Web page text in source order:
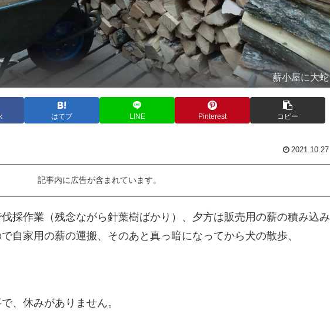
薪小屋に大蛇
はてブ LINE Pinterest コピー
2021.10.27
記事内に広告が含まれています。
採作業（残念ながら針葉樹ばかり）、夕方は販売用の薪の積み込み
自家用の薪の運搬、そのあと真っ暗になってから犬の散歩、
、休みがありません。